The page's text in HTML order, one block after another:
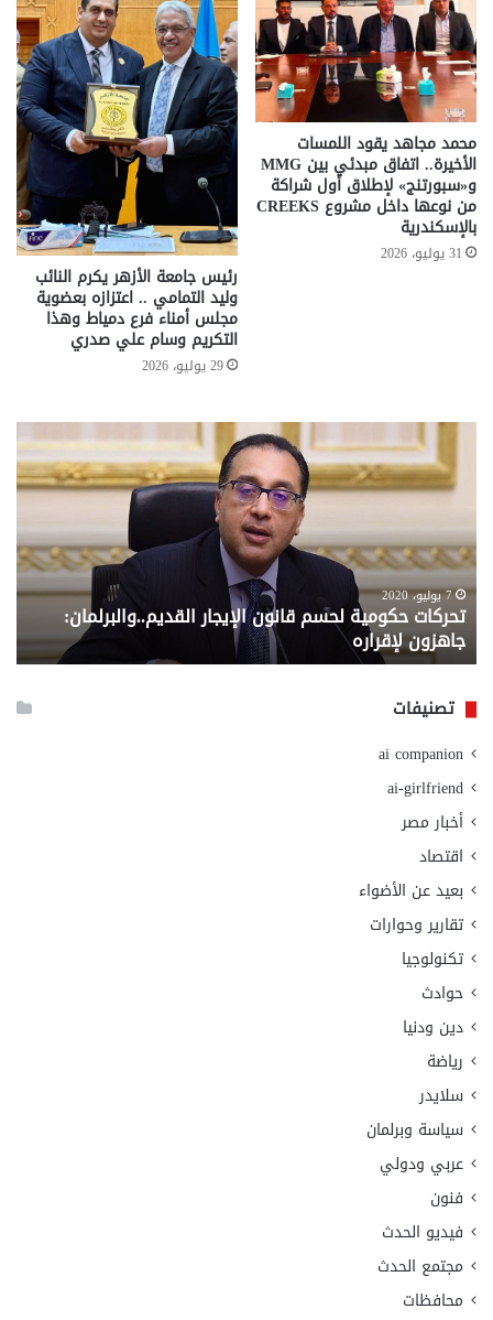
محمد مجاهد يقود اللمسات
الأخيرة.. اتفاق مبدئي بين MMG
و«سبورتنج» لإطلاق أول شراكة
من نوعها داخل مشروع CREEKS
بالإسكندرية
31 يوليو، 2026
رئيس جامعة الأزهر يكرم النائب
وليد التمامي .. اعتزازه بعضوية
مجلس أمناء فرع دمياط وهذا
التكريم وسام علي صدري
29 يوليو، 2026
تحركات
حكومية
لحسم
قانون
القديم..والبرلمان:
جاهزون
لإقراره
7 يوليو، 2020
تحركات حكومية لحسم قانون الإيجار القديم..والبرلمان:
جاهزون لإقراره
..
من
تصنيفات
ai companion
ai-girlfriend
أخبار مصر
اقتصاد
بعيد عن الأضواء
تقارير وحوارات
تكنولوجيا
حوادث
دين ودنيا
رياضة
سلايدر
سياسة وبرلمان
عربي ودولي
فنون
فيديو الحدث
مجتمع الحدث
محافظات